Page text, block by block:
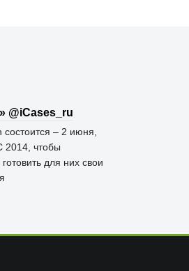
Твиттер «АйКейсес» ‏@iCases_ru
– 2 июня,
2014, чтобы
для них свои